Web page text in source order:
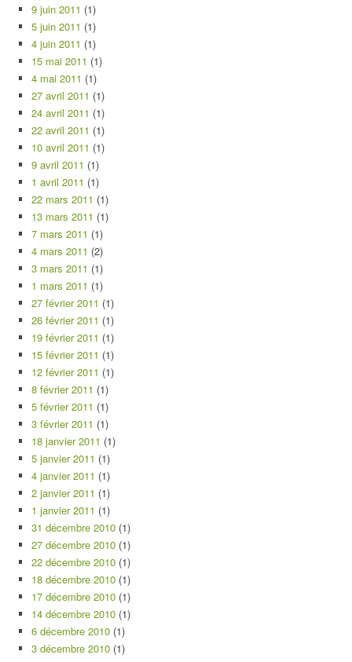
9 juin 2011 (1)
5 juin 2011 (1)
4 juin 2011 (1)
15 mai 2011 (1)
4 mai 2011 (1)
27 avril 2011 (1)
24 avril 2011 (1)
22 avril 2011 (1)
10 avril 2011 (1)
9 avril 2011 (1)
1 avril 2011 (1)
22 mars 2011 (1)
13 mars 2011 (1)
7 mars 2011 (1)
4 mars 2011 (2)
3 mars 2011 (1)
1 mars 2011 (1)
27 février 2011 (1)
26 février 2011 (1)
19 février 2011 (1)
15 février 2011 (1)
12 février 2011 (1)
8 février 2011 (1)
5 février 2011 (1)
3 février 2011 (1)
18 janvier 2011 (1)
5 janvier 2011 (1)
4 janvier 2011 (1)
2 janvier 2011 (1)
1 janvier 2011 (1)
31 décembre 2010 (1)
27 décembre 2010 (1)
22 décembre 2010 (1)
18 décembre 2010 (1)
17 décembre 2010 (1)
14 décembre 2010 (1)
6 décembre 2010 (1)
3 décembre 2010 (1)